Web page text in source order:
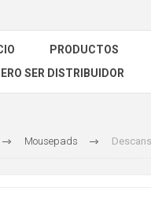
PRODUCTOS
SER DISTRIBUIDOR
Mousepads